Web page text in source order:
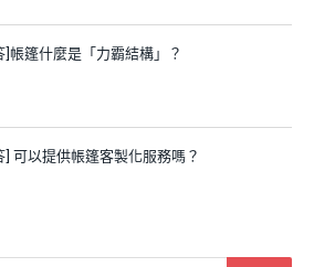
]帳篷什麼是「力霸結構」？
] 可以提供帳篷客製化服務嗎？